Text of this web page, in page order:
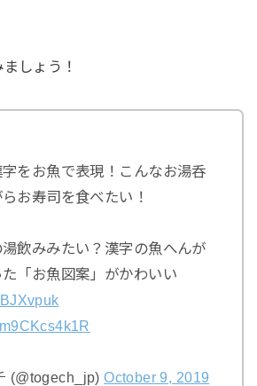
しょう！
字をお魚で表現！こんなお湯呑
お寿司を食べたい！
飲みみたい？漢字の魚へんが
「お魚図案」がかわいい
(@togech_jp)October 9, 2019